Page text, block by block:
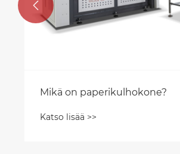
Mikä on paperikulhokone?
Katso lisää >>
